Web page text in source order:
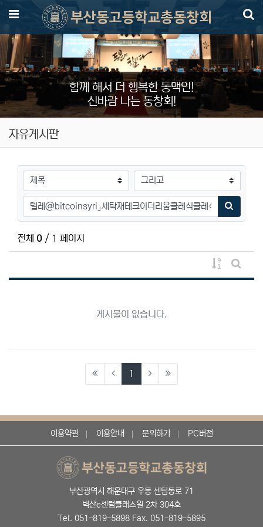
함께 해서 더 행복한 동맥인!
신바람 나는 동창회!
메뉴
자유게시판
검색대상
검색어
검색하기
전체 0 / 1 페이지
게시물 정렬
게시판
게시물이 없습니다.
1 (current)
이용약관 이용안내 문의하기 PC버전
부산광역시 해운대구 우동 센텀동로 71
벽산e센텀클래스원 2차 304호
Tel. 051-819-5898 Fax. 051-819-5895